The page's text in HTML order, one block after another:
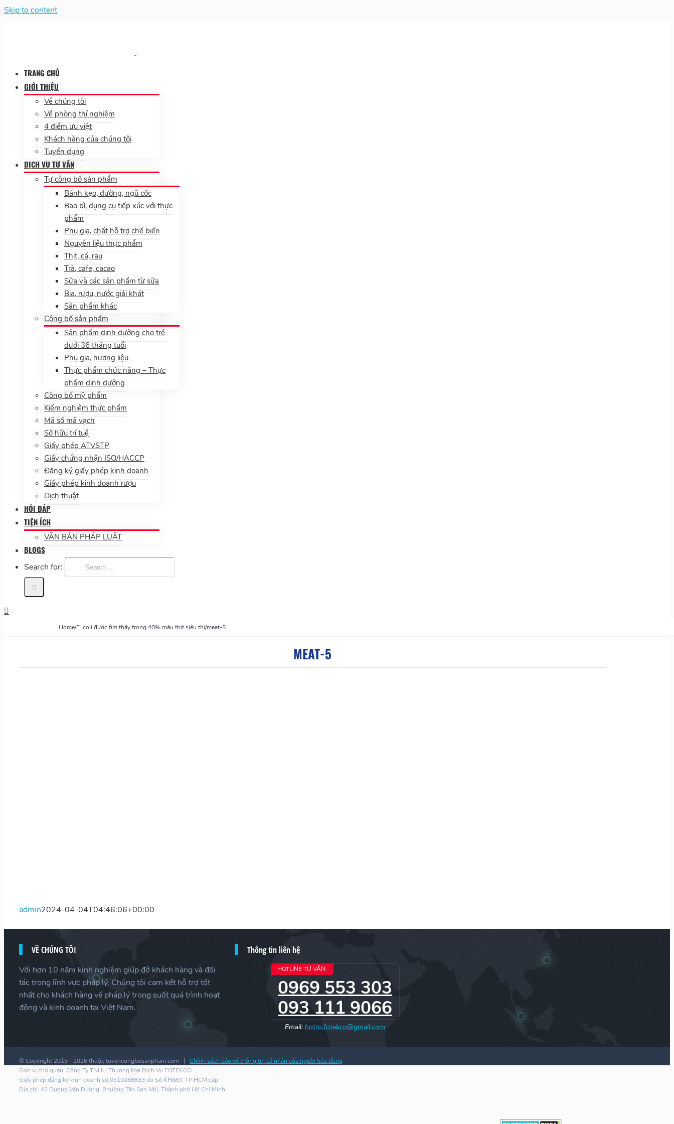
Skip to content
TRANG CHỦ
GIỚI THIỆU
Về chúng tôi
Về phòng thí nghiệm
4 điểm ưu việt
Khách hàng của chúng tôi
Tuyển dụng
DỊCH VỤ TƯ VẤN
Tự công bố sản phẩm
Bánh kẹo, đường, ngũ cốc
Bao bì, dụng cụ tiếp xúc với thực
phẩm
Phụ gia, chất hỗ trợ chế biến
Nguyên liệu thực phẩm
Thịt, cá, rau
Trà, cafe, cacao
Sữa và các sản phẩm từ sữa
Bia, rượu, nước giải khát
Sản phẩm khác
Công bố sản phẩm
Sản phẩm dinh dưỡng cho trẻ
dưới 36 tháng tuổi
Phụ gia, hương liệu
Thực phẩm chức năng – Thực
phẩm dinh dưỡng
Công bố mỹ phẩm
Kiểm nghiệm thực phẩm
Mã số mã vạch
Sở hữu trí tuệ
Giấy phép ATVSTP
Giấy chứng nhận ISO/HACCP
Đăng ký giấy phép kinh doanh
Giấy phép kinh doanh rượu
Dịch thuật
HỎI ĐÁP
TIỆN ÍCH
VĂN BẢN PHÁP LUẬT
BLOGS
Search for:
Home/E. coli được tìm thấy trong 40% mẫu thịt siêu thị/meat-5
MEAT-5
admin2024-04-04T04:46:06+00:00
VỀ CHÚNG TÔI
Với hơn 10 năm kinh nghiệm giúp đỡ khách hàng và đối
tác trong lĩnh vực pháp lý. Chúng tôi cam kết hỗ trợ tốt
nhất cho khách hàng về pháp lý trong suốt quá trình hoạt
động và kinh doanh tại Việt Nam.
Thông tin liên hệ
HOTLINE TƯ VẤN:
0969 553 303
093 111 9066
Email: hotro.fotekco@gmail.com
© Copyright 2015 - 2026 thuộc tuvancongbosanpham.com | Chính sách bảo vệ thông tin cá nhân của người tiêu dùng
Đơn vị chủ quản: Công Ty TNHH Thương Mại Dịch Vụ FOTEKCO
Giấy phép đăng ký kinh doanh số 0319288833 do Sở KH&ĐT TP.HCM cấp
Địa chỉ: 43 Dương Văn Dương, Phường Tân Sơn Nhì, Thành phố Hồ Chí Minh